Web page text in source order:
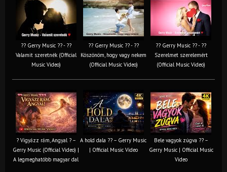
?? Gerry Music ?? - ??
Valamit szeretnék (Official
Music Video)
?? Gerry Music ?? - ??
Köszönöm, hogy vagy nekem
(Official Music Video)
?? Gerry Music ?? - ??
Szerelmet szerelemért
(Official Music Video)
? Vigyázz rám, Angyal ? –
Gerry Music (Official Video) |
A legmeghatóbb magyar dal
A hold dala ?? – Gerry Music
| Official Music Video
Bele vagyok zúgva ?? –
Gerry Music | Official Music
Video